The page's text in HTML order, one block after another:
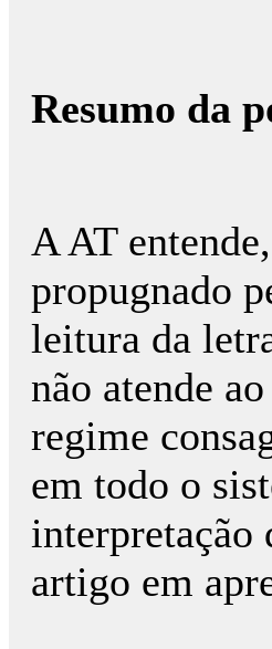
Resumo da
A AT
propugnado
leitura da
não atende
regime
em todo o
interpretação
artigo em